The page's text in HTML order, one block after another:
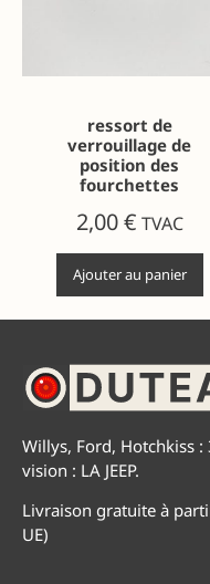
ressort de
verrouillage de
position des
fourchettes
2,00€ TVAC
Ajouter au panier
Willys, Ford, Hotchkiss
vision : LA JEEP.
Livraison gratuite à
UE)